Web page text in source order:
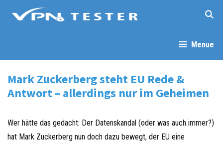
Menue
Mark Zuckerberg steht EU Rede &
Antwort – allerdings nur im Geheimen
Wer hätte das gedacht: Der Datenskandal (oder was auch immer?)
hat Mark Zuckerberg nun doch dazu bewegt, der EU eine